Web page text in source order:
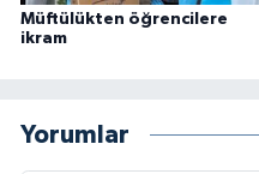
Müftülükten öğrencilere
ikram
Yorumlar
Mardin Müftülüğü
Muğla Müftülüğü